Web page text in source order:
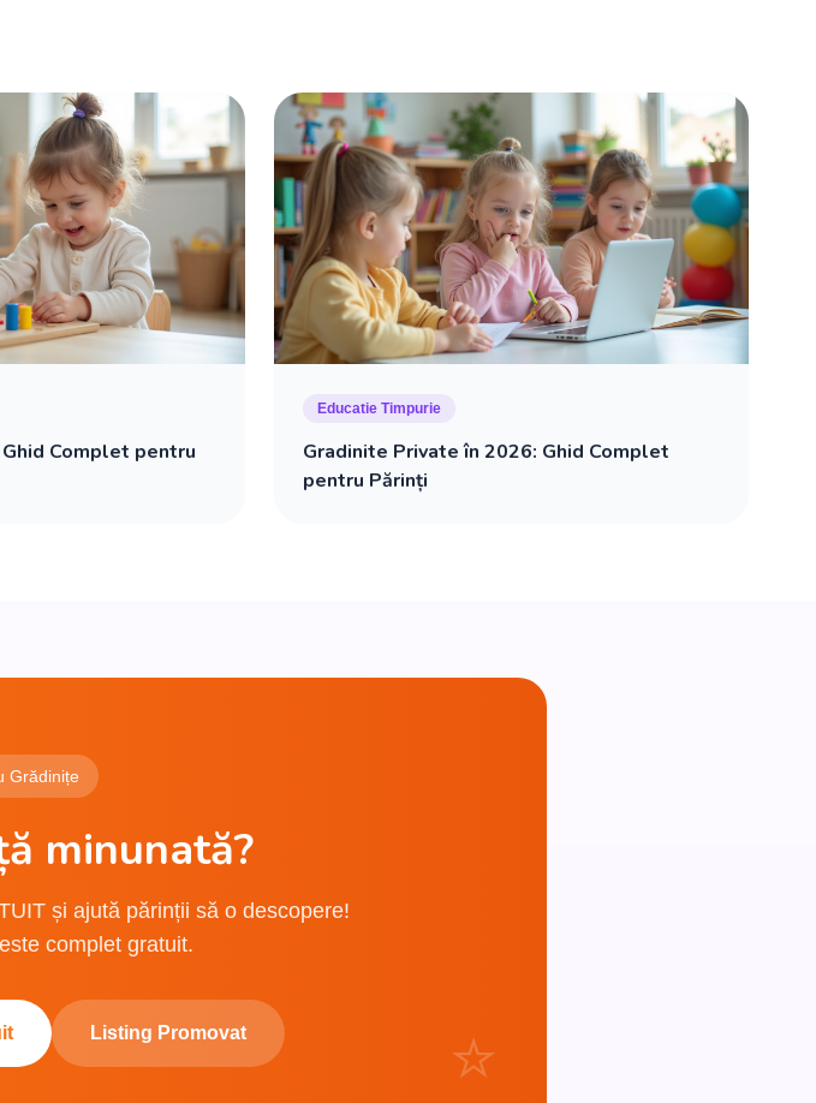
Complet pentru
Educatie Timpurie
Gradinite Private în 2026: Ghid Complet
pentru Părinți
⭐
Grădinițe
minunată?
și ajută părinții să o descopere!
complet gratuit.
Listing Promovat